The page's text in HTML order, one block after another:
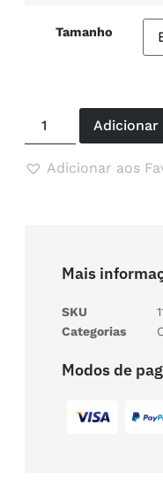
Tamanho
Adicionar
Adicionar aos
Mais
SKU
Categorias
Modos de